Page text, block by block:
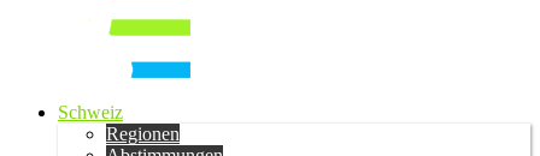
Schweiz
Regionen